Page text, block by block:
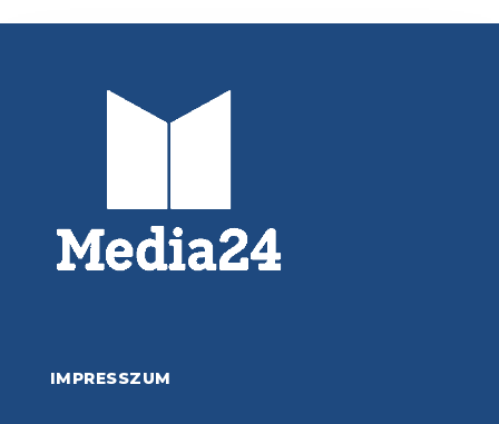
IMPRESSZUM